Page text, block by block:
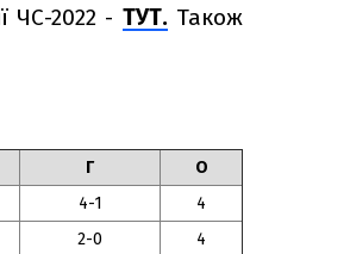
ЧС-2022 - ТУТ. Також
Г
О
4-1
4
2-0
4